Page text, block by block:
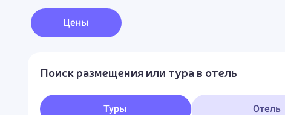
Цены
Поиск размещения или тура в отель
Туры Отель